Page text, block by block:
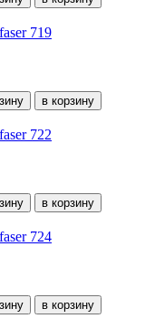
719
722
724